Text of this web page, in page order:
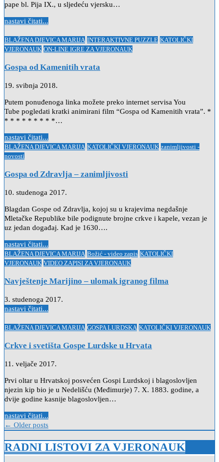
pape bl. Pija IX., u sljedeću vjersku…
nastavi čitati...
Posted
in
BLAŽENA DJEVICA MARIJA INTERAKTIVNE PUZZLE KATOLIČKI
VJERONAUK ON-LINE IGRE ZA VJERONAUK
Gospa od Kamenitih vrata
19. svibnja 2018.
Putem ponuđenoga linka možete preko internet servisa You
Tube pogledati kratki animirani film “Gospa od Kamenitih vrata”. *
* * * * * * * * *…
nastavi čitati...
Posted
in
BLAŽENA DJEVICA MARIJA KATOLIČKI VJERONAUK zanimljivosti -
novosti
Gospa od Zdravlja – zanimljivosti
10. studenoga 2017.
Blagdan Gospe od Zdravlja, kojoj su u krajevima negdašnje
Mletačke Republike bile podignute brojne crkve i kapele, vezan je
uz jedan događaj. Kad je 1630….
nastavi čitati...
Posted
in
BLAŽENA DJEVICA MARIJA Božić - video zapis KATOLIČKI
VJERONAUK VIDEO ZAPISI ZA VJERONAUK
Navještenje Marijino – ulomak igranog filma
3. studenoga 2017.
nastavi čitati...
Posted
BLAŽENA DJEVICA MARIJA GOSPA LURDSKA KATOLIČKI VJERONAUK
Crkve i svetišta Gospe Lurdske u Hrvata
11. veljače 2017.
Prvi oltar u Hrvatskoj posvećen Gospi Lurdskoj i blagoslovljen
njezin kip bio je u Nedelišću (Međimurje) 7. X. 1883. godine, a
dvije godine kasnije blagoslovljen…
nastavi čitati...
Navigacija
objava
← Older posts
RADNI LISTOVI ZA VJERONAUK